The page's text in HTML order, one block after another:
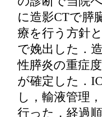
に造影CTで膵
療を行う方針
で娩出した．
性膵炎の重症
が確定した．
し，輸液管理
行った．経過